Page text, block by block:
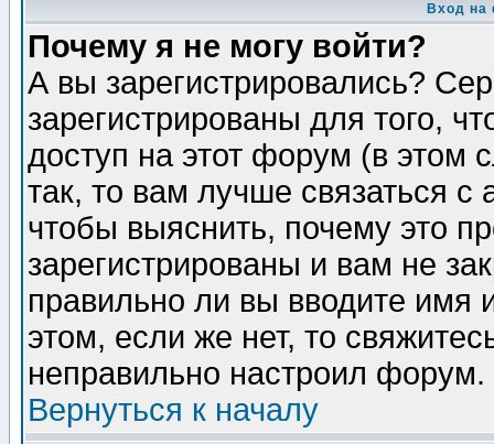
Вход на
Почему я не могу войти?
А вы зарегистрировались?
зарегистрированы для того,
доступ на этот форум (в этом
так, то вам лучше связаться
чтобы выяснить, почему это
зарегистрированы и вам не
правильно ли вы вводите
этом, если же нет, то
неправильно настроил форум.
Вернуться к началу